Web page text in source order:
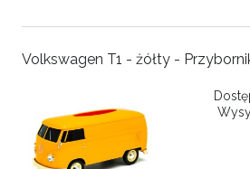
Volkswagen T1 - żółty -